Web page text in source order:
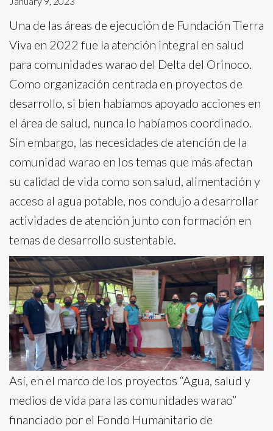
Una de las áreas de ejecución de Fundación Tierra
Viva en 2022 fue la atención integral en salud
para comunidades warao del Delta del Orinoco.
Como organización centrada en proyectos de
desarrollo, si bien habíamos apoyado acciones en
el área de salud, nunca lo habíamos coordinado.
Sin embargo, las necesidades de atención de la
comunidad warao en los temas que más afectan
su calidad de vida como son salud, alimentación y
acceso al agua potable, nos condujo a desarrollar
actividades de atención junto con formación en
temas de desarrollo sustentable.
Así, en el marco de los proyectos “Agua, salud y
medios de vida para las comunidades warao”
financiado por el Fondo Humanitario de